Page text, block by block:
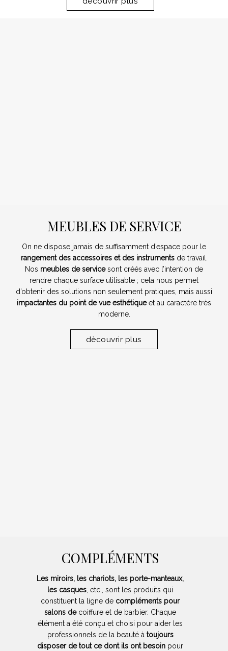
MEUBLES DE SERVICE
On ne dispose jamais de suffisamment d’espace pour le
rangement des accessoires et des instrumentsde travail.
Nos meubles de servicesont créés avec l’intention de
rendre chaque surface utilisable ; cela nous permet
d’obtenir des solutions non seulement pratiques, mais aussi
impactantes du point de vue esthétiqueet au caractère très
moderne.
dècouvrir plus
COMPLÉMENTS
Les miroirs, les chariots, les porte-manteaux,
les casques, etc., sont les produits qui
constituent la ligne de compléments pour
salons decoiffure et de barbier. Chaque
élément a été conçu et choisi pour aider les
professionnels de la beauté à toujours
disposer de tout ce dont ils ont besoin pour